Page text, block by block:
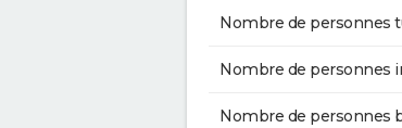
Nombre de personnes
Nombre de personnes
Nombre de personnes